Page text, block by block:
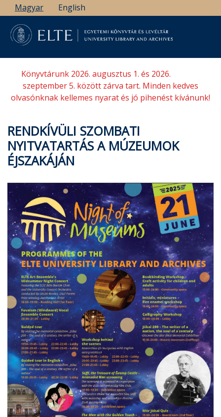
Ugrás
a
tartalomra
Magyar English
Könyvtárunk 2026. augusztus 1. és 2026.
szeptember 5. között zárva tart. Minden kedves
olvasónknak kellemes nyarat és jó pihenést kívánunk!
RENDKÍVÜLI SZOMBATI
NYITVATARTÁS A MÚZEUMOK
ÉJSZAKÁJÁN